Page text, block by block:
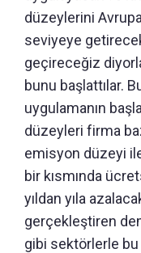
düzeylerini
seviyeye
geçireceğiz
bunu başlattılar.
uygulamanın
düzeyleri firma
emisyon düzeyi
bir kısmında
yıldan yıla
gerçekleştiren
gibi sektörlerle bu